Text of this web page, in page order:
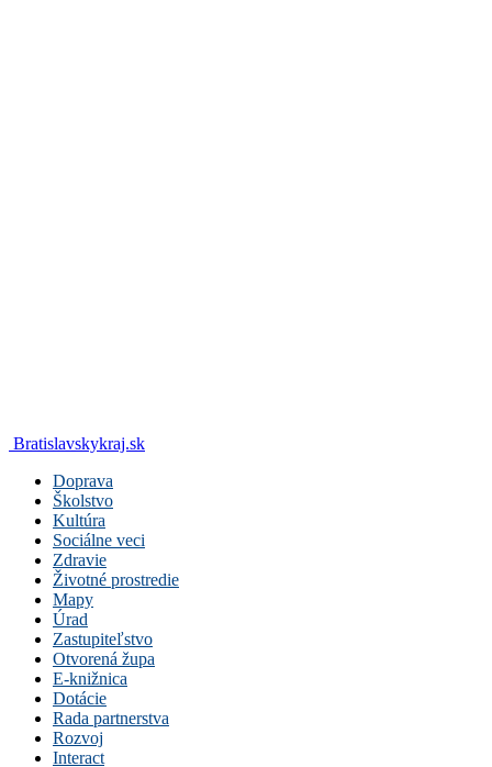
Bratislavskykraj.sk
Doprava
Školstvo
Kultúra
Sociálne veci
Zdravie
Životné prostredie
Mapy
Úrad
Zastupiteľstvo
Otvorená župa
E-knižnica
Dotácie
Rada partnerstva
Rozvoj
Interact